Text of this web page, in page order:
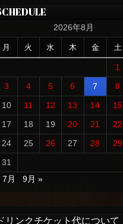
2026年8月
月 火 水 木 金 土
1
3
4 5 6 7 8
10
11 12 13 14 15
17
18 19 20 21 22
24
25 26 27 28 29
31
7月
9月 »
リンクチケット代について